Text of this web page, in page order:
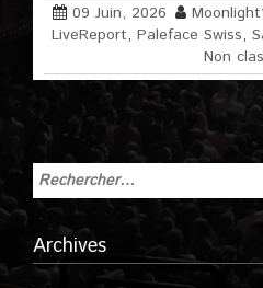
09 Juin, 2026
LiveReport, Paleface Swiss,
Non
Archives